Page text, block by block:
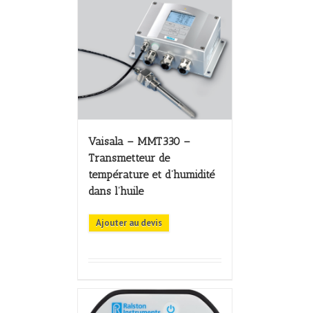
Vaisala – MMT330 –
Transmetteur de
température et d’humidité
dans l’huile
Ajouter au devis